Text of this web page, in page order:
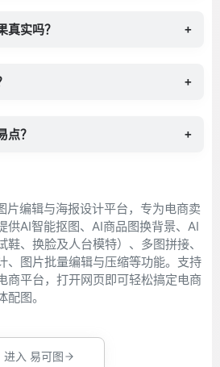
真实吗？ +
+
点？ +
片编辑与海报设计平台，专为电商卖
供AI智能抠图、AI商品图换背景、AI
、换脸及人台模特）、多图拼接、
、图片批量编辑与压缩等功能。支持
商平台，打开网页即可轻松搞定电商
图。
进入 易可图